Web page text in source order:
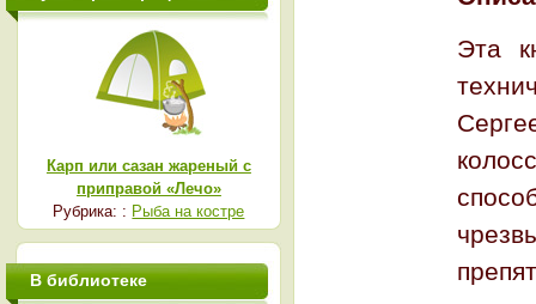
Эта
Карп или сазан жареный с
приправой «Лечо»
Рубрика: : Рыба на костре
В библиотеке